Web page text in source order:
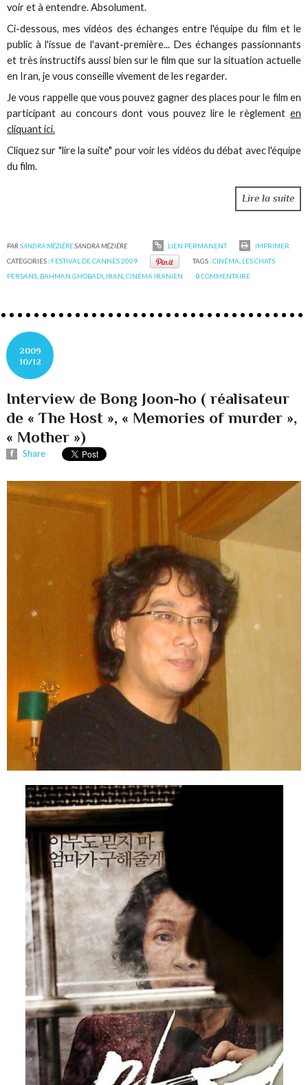
voir et à entendre. Absolument.
Ci-dessous, mes vidéos des échanges entre l'équipe du film et le
public à l'issue de l'avant-première... Des échanges passionnants
et très instructifs aussi bien sur le film que sur la situation actuelle
en Iran, je vous conseille vivement de les regarder.
Je vous rappelle que vous pouvez gagner des places pour le film en
participant au concours dont vous pouvez lire le règlement en
cliquant ici.
Cliquez sur "lire la suite" pour voir les vidéos du débat avec l'équipe
du film.
Lire la suite
PARSANDRA MÉZIÈRESANDRA MÉZIÈRE LIEN PERMANENT
IMPRIMER
CATÉGORIES : FESTIVAL DE CANNES 2009 TAGS :CINÉMA LES CHATS
PERSANS BAHMAN GHOBADI IRAN ,CINÉMA IRANIEN 0COMMENTAIRE
2009
10/12
Interview de Bong Joon-ho ( réalisateur
de « The Host », « Memories of murder »,
« Mother »)
Share